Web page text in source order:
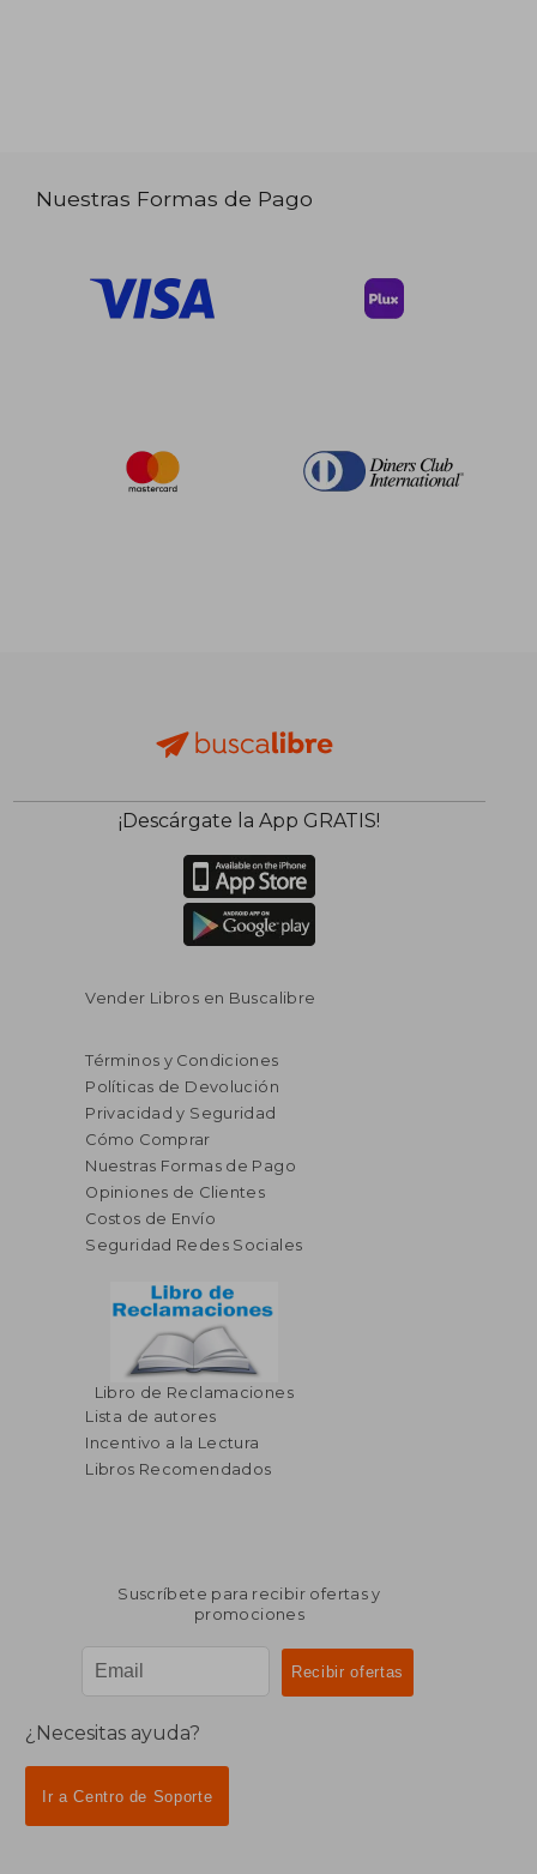
Nuestras Formas de Pago
¡Descárgate la App GRATIS!
Vender Libros en Buscalibre
Términos y Condiciones
Políticas de Devolución
Privacidad y Seguridad
Cómo Comprar
Nuestras Formas de Pago
Opiniones de Clientes
Costos de Envío
Seguridad Redes Sociales
Libro de Reclamaciones
Lista de autores
Incentivo a la Lectura
Libros Recomendados
Suscríbete para recibir ofertas y
promociones
¿Necesitas ayuda?
Ir a Centro de Soporte